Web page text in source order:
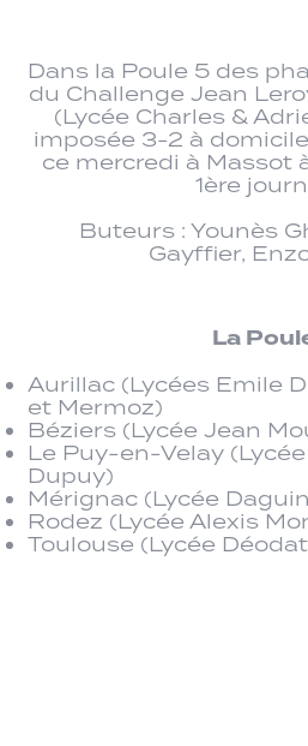
Dans la Poule 5 des
du Challenge Jean
(Lycée Charles &
imposée 3-2 à
ce mercredi à Massot
1ère
Buteurs : Younès
Gayffier,
La
Aurillac (Lycées Emile
et Mermoz)
Béziers (Lycée Jean
Le Puy-en-Velay
Dupuy)
Mérignac (Lycée
Rodez (Lycée Alexis
Toulouse (Lycée